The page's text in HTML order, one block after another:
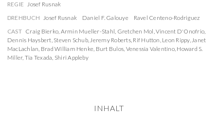
REGIE Josef Rusnak
DREHBUCH Josef Rusnak Daniel F. Galouye
Ravel Centeno-Rodriguez
CAST Craig Bierko, Armin Mueller-Stahl, Gretchen Mol,Vincent D'Onofrio,
Dennis Haysbert, Steven Schub,Jeremy Roberts, Rif Hutton, Leon Rippy,Janet
MacLachlan, Brad William Henke, Burt Bulos, Venessia Valentino, Howard S.
Miller, Tia Texada, Shiri Appleby
INHALT